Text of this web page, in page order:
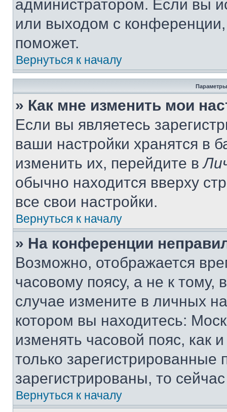
администратором. Если вы
или выходом с
поможет.
Вернуться к началу
Параметры
» Как мне изменить мои
Если вы являетесь
ваши настройки хранятся в
изменить их, перейдите в
обычно находится вверху
все свои настройки.
Вернуться к началу
» На конференции
Возможно, отображается
часовому поясу, а не к тому,
случае измените в личных
котором вы находитесь:
изменять часовой пояс, как
только
зарегистрированы, то
Вернуться к началу